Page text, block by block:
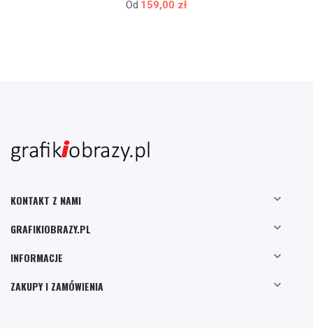
Od 159,00 zł
KONTAKT Z NAMI 
GRAFIKIOBRAZY.PL 
INFORMACJE 
ZAKUPY I ZAMÓWIENIA 